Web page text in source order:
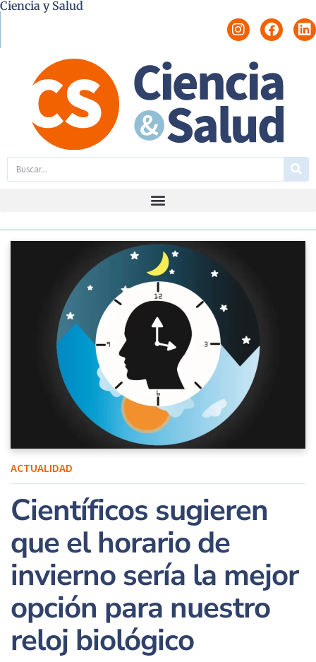
Ciencia y Salud
ACTUALIDAD
Científicos sugieren
que el horario de
invierno sería la mejor
opción para nuestro
reloj biológico